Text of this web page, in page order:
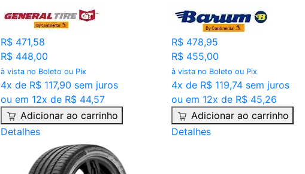
R$ 471,58
R$ 448,00
à vista no Boleto ou Pix
4x de R$ 117,90 sem juros
ou em 12x de R$ 44,57
Adicionar ao carrinho
Detalhes
R$ 478,95
R$ 455,00
à vista no Boleto ou Pix
4x de R$ 119,74 sem juros
ou em 12x de R$ 45,26
Adicionar ao carrinho
Detalhes